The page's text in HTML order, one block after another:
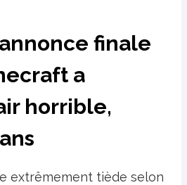
finale
a
horrible,
extrêmement tiède selon